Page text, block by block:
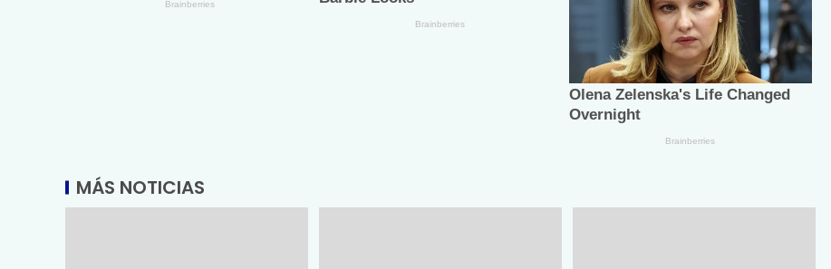
MÁS NOTICIAS